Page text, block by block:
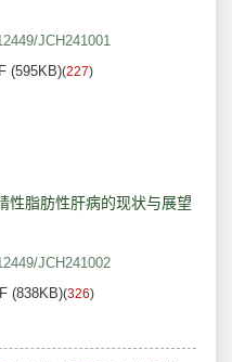
JCH241001
(595KB)(227)
性脂肪性肝病的现状与展望
JCH241002
(838KB)(326)